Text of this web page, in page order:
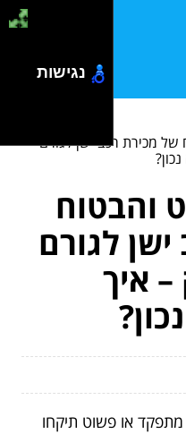
מכירת רכב ישן לגורם
והבטוח
לגורם
איך
או פשוט תיקחו
נגישות